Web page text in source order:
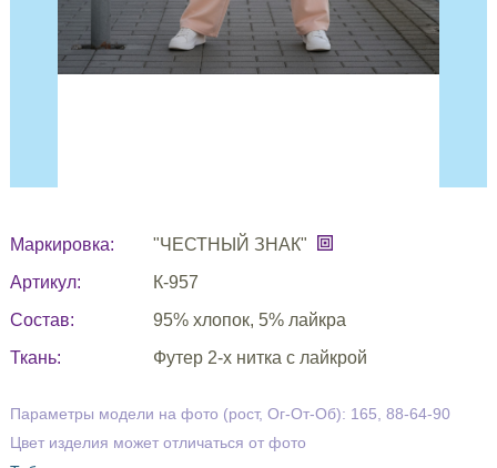
Маркировка:
"ЧЕСТНЫЙ ЗНАК"
Артикул:
К-957
Состав:
95% хлопок, 5% лайкра
Ткань:
Футер 2-х нитка с лайкрой
Параметры модели на фото (рост, Ог-От-Об): 165, 88-64-90
Цвет изделия может отличаться от фото